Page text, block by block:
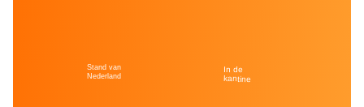
Stand van
Nederland
In de
kantine